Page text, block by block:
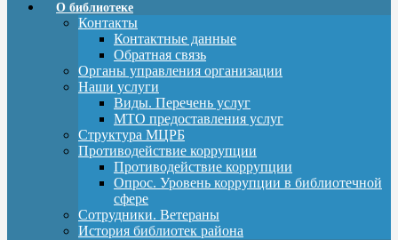
О библиотеке
Контакты
Контактные данные
Обратная связь
Органы управления организации
Наши услуги
Виды. Перечень услуг
МТО предоставления услуг
Структура МЦРБ
Противодействие коррупции
Противодействие коррупции
Опрос. Уровень коррупции в библиотечной
сфере
Сотрудники. Ветераны
История библиотек района